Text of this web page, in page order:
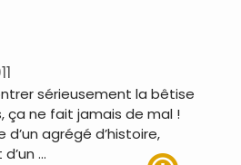
sérieusement la bêtise
ça ne fait jamais de mal !
agrégé d’histoire,
…